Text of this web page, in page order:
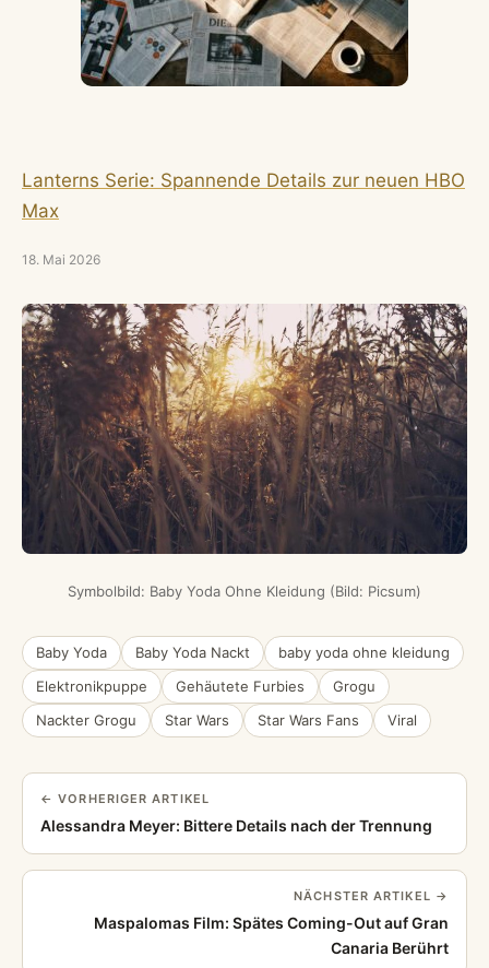
Lanterns Serie: Spannende Details zur neuen HBO
Max
18. Mai 2026
Symbolbild: Baby Yoda Ohne Kleidung (Bild: Picsum)
Baby Yoda Baby Yoda Nackt
baby yoda ohne kleidung
Elektronikpuppe
Gehäutete Furbies
Grogu
Nackter Grogu
Star Wars Star Wars Fans Viral
← VORHERIGER ARTIKEL
Alessandra Meyer: Bittere Details nach der Trennung
NÄCHSTER ARTIKEL →
Maspalomas Film: Spätes Coming-Out auf Gran
Canaria Berührt